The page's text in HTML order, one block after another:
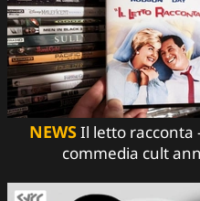
NEWSIl letto racconta
commedia cult